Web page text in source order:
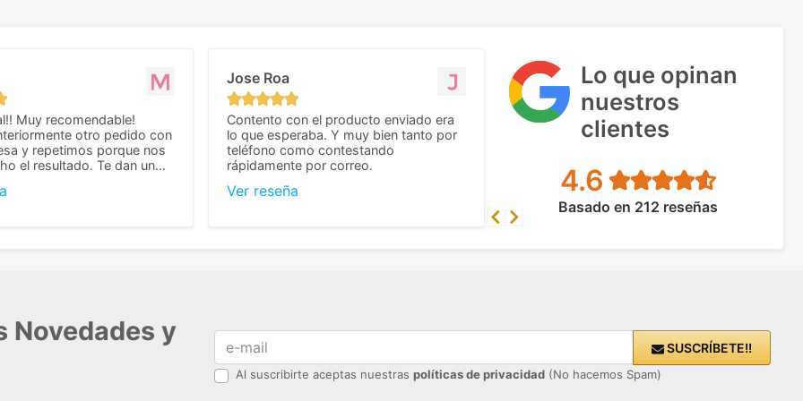
Lo que opinan
nuestros
clientes
4.6
Basado en 212 reseñas
Muy recomendable!
otro pedido con
y repetimos porque nos
el resultado. Te dan un
cuando se trata
Jose Roa
Contento con el producto enviado era
lo que esperaba. Y muy bien tanto por
teléfono como contestando
rápidamente por correo.
Ver reseña
Previous
Next
Novedades y
SUSCRÍBETE!!
Al suscribirte aceptas nuestras políticas de privacidad (No hacemos Spam)